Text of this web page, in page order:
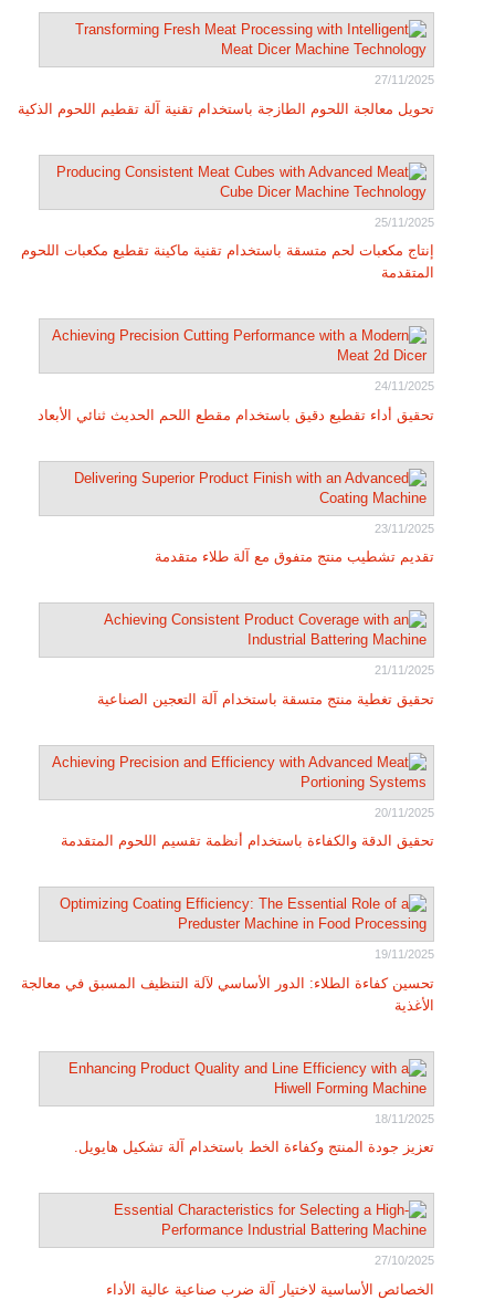
27/11/2025
تحويل معالجة اللحوم الطازجة باستخدام تقنية آلة تقطيم اللحوم الذكية
25/11/2025
إنتاج مكعبات لحم متسقة باستخدام تقنية ماكينة تقطيع مكعبات اللحوم
المتقدمة
24/11/2025
تحقيق أداء تقطيع دقيق باستخدام مقطع اللحم الحديث ثنائي الأبعاد
23/11/2025
تقديم تشطيب منتج متفوق مع آلة طلاء متقدمة
21/11/2025
تحقيق تغطية منتج متسقة باستخدام آلة التعجين الصناعية
20/11/2025
تحقيق الدقة والكفاءة باستخدام أنظمة تقسيم اللحوم المتقدمة
19/11/2025
تحسين كفاءة الطلاء: الدور الأساسي لآلة التنظيف المسبق في معالجة
الأغذية
18/11/2025
تعزيز جودة المنتج وكفاءة الخط باستخدام آلة تشكيل هايويل.
27/10/2025
الخصائص الأساسية لاختيار آلة ضرب صناعية عالية الأداء